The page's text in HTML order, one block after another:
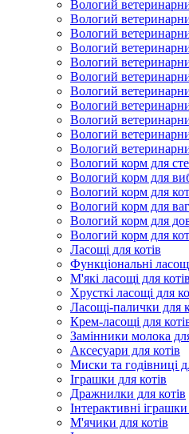
Вологий
Вологий
Вологий
Вологий
Вологий
Вологий
Вологий
Вологий
Вологий
Вологий
Вологий
Вологий корм для
Вологий корм для
Вологий корм для
Вологий корм для
Вологий корм для
Вологий корм для
Ласощі для котів
Функціональні
М'які ласощі для котів
Хрусткі ласощі для
Ласощі-палички для
Крем-ласощі для
Замінники молока
Аксесуари для котів
Миски та годівниці
Іграшки для котів
Дражнилки для котів
Інтерактивні іграшки
М'ячики для котів